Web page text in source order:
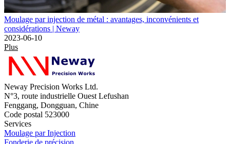
Moulage par injection de métal : avantages, inconvénients et
considérations | Neway
2023-06-10
Plus
Neway Precision Works Ltd.
N°3, route industrielle Ouest Lefushan
Fenggang, Dongguan, Chine
Code postal 523000
Services
Moulage par Injection
Fonderie de précision